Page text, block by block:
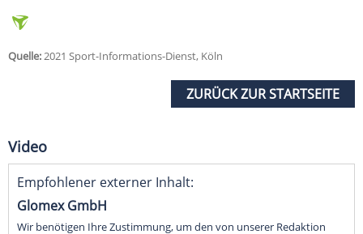
Quelle:2021 Sport-Informations-Dienst, Köln
ZURÜCK ZUR STARTSEITE
Video
Empfohlener externer Inhalt:
Glomex GmbH
Wir benötigen Ihre Zustimmung, um den von unserer Redaktion